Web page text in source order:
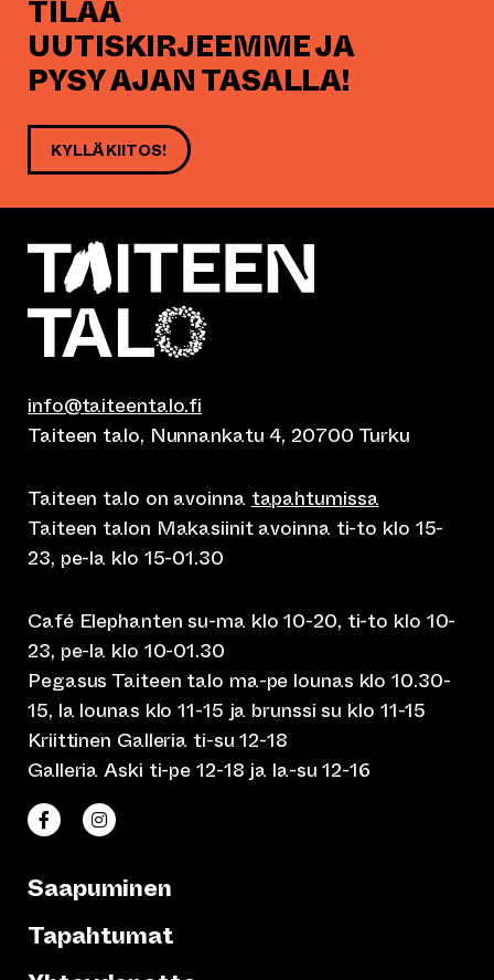
TILAA
UUTISKIRJEEMME JA
PYSY AJAN TASALLA!
KYLLÄ KIITOS!
info@taiteentalo.fi
Taiteen talo, Nunnankatu 4, 20700 Turku
Taiteen talo on avoinna tapahtumissa
Taiteen talon Makasiinit avoinna ti-to klo 15-
23, pe-la klo 15-01.30
Café Elephanten su-ma klo 10-20, ti-to klo 10-
23, pe-la klo 10-01.30
Pegasus Taiteen talo ma-pe lounas klo 10.30-
15, la lounas klo 11-15 ja brunssi su klo 11-15
Kriittinen Galleria ti-su 12-18
Galleria Aski ti-pe 12-18 ja la-su 12-16
Taiteen talo Facebookissa
(siirtyy toiseen verkkopalveluun)
Taiteen talo Instagramissa
(siirtyy toiseen verkkopalveluun)
Saapuminen
Tapahtumat